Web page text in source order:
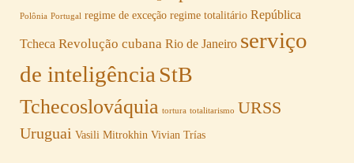
Polônia Portugal regime de exceção regime totalitário República
Tcheca Revolução cubana Rio de Janeiro serviço
de inteligência StB
Tchecoslováquia tortura totalitarismo URSS
Uruguai Vasili Mitrokhin Vivian Trías